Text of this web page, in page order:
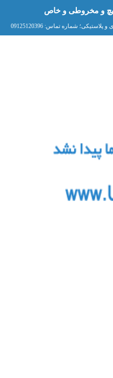
و مخروطی و خاص
شماره تماس: 09125120396